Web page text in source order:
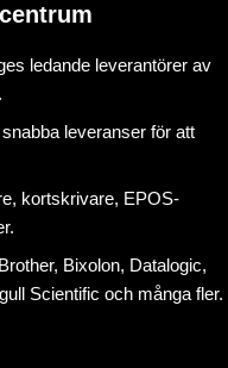
ledande leverantörer av
leveranser för att
, kortskrivare, EPOS-
.
Bixolon, Datalogic,
Scientific och många fler.